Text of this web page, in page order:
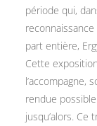
période qui,
part entière,
Cette
l’accompagne,
rendue
jusqu’alors. Ce